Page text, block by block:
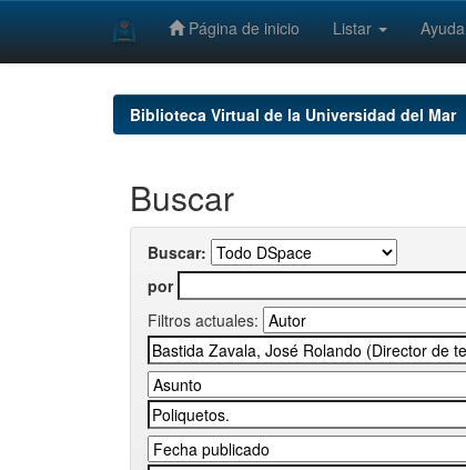
Página de inicio Listar Ayuda
Biblioteca Virtual de la Universidad del Mar
Buscar
Buscar:
por
Filtros actuales: